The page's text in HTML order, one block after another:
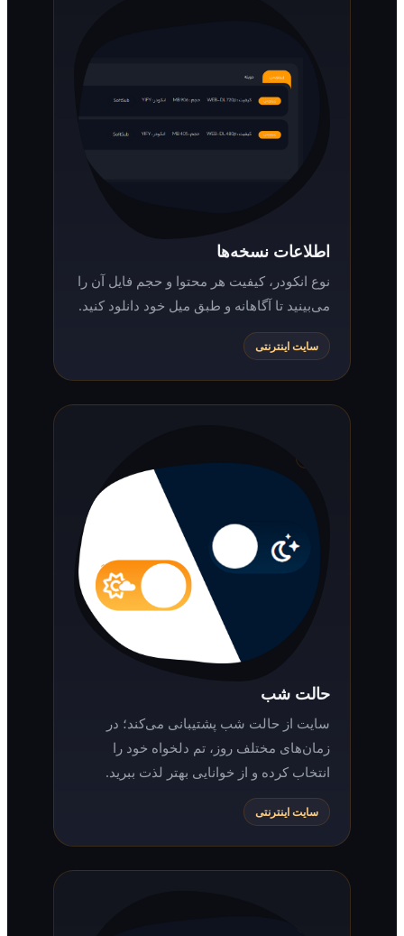
اطلاعات نسخه‌ها
نوع انکودر، کیفیت هر محتوا و حجم فایل آن را
می‌بینید تا آگاهانه و طبق میل خود دانلود کنید.
سایت اینترنتی
حالت شب
سایت از حالت شب پشتیبانی می‌کند؛ در
زمان‌های مختلف روز، تم دلخواه خود را
انتخاب کرده و از خوانایی بهتر لذت ببرید.
سایت اینترنتی